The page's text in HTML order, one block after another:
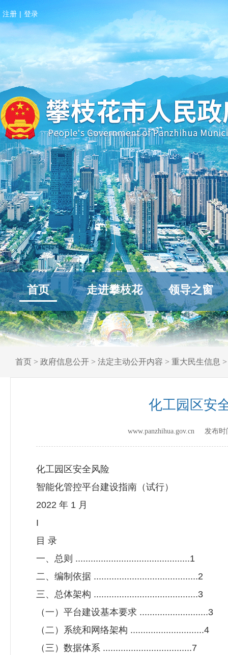
注册 | 登录
首页 走进攀枝花 领导之窗
首页 > 政府信息公开 > 法定主动公开内容 > 重大民生信息
化工园区安
www.panzhihua.gov.cn 发布时
化工园区安全风险
智能化管控平台建设指南（试行）
2022 年 1 月
I
目 录
一、总则 .............................................1
二、编制依据 .........................................2
三、总体架构 .........................................3
（一）平台建设基本要求 ...........................3
（二）系统和网络架构 .............................4
（三）数据体系 ...................................7